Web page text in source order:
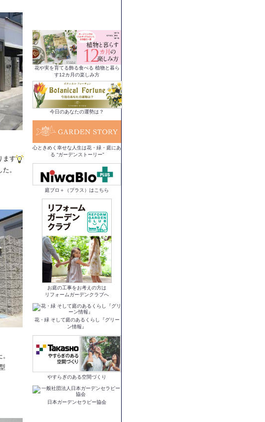
ます
。
花や実を育てる飾る食べる 植物と暮ら
す12カ月の楽しみ方
今日のあなたの運勢は？
心ときめく幸せな人生は花・緑・庭にあ
る “ガーデンストーリー”
庭ブロ＋（プラス）はこちら
お庭の工事をお考えの方は
リフォームガーデンクラブへ
花・緑 そして庭のあるくらし『グリー
ン情報』
やすらぎのある空間づくり
日本ガーデンセラピー協会